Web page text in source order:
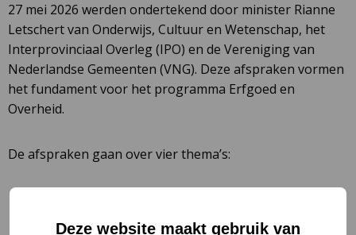
Deze website maakt gebruik van
27 mei 2026 werden ondertekend door minister Rianne
Letschert van Onderwijs, Cultuur en Wetenschap, het
Interprovinciaal Overleg (IPO) en de Vereniging van
Nederlandse Gemeenten (VNG). Deze afspraken vormen
het fundament voor het programma Erfgoed en
Overheid.
De afspraken gaan over vier thema’s:
transities in Nederland